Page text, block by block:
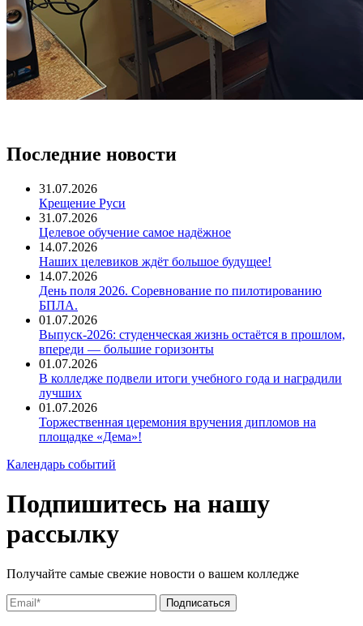
Последние новости
31.07.2026
Крещение Руси
31.07.2026
Целевое обучение самое надёжное
14.07.2026
Наших целевиков ждёт большое будущее!
14.07.2026
День поля 2026. Соревнование по пилотированию
БПЛА.
01.07.2026
Выпуск-2026: студенческая жизнь остаётся в прошлом,
впереди — большие горизонты
01.07.2026
В колледже подвели итоги учебного года и наградили
лучших
01.07.2026
Торжественная церемония вручения дипломов на
площадке «Дема»!
Календарь событий
Подпишитесь на нашу
рассылку
Получайте самые свежие новости о вашем колледже